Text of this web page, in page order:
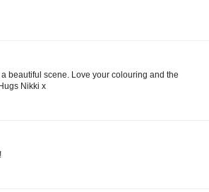
beautiful scene. Love your colouring and the
Nikki x